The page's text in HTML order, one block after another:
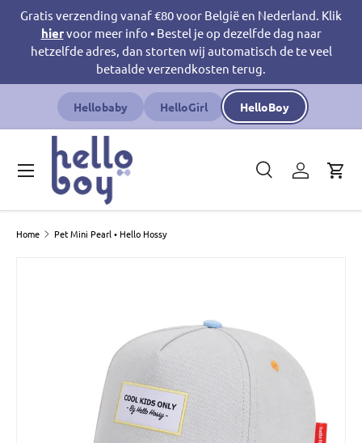
Ga naar inhoud
Gratis verzending vanaf €80 voor België en Nederland. Klik
hiervoor meer info • Bestel je op dezelfde dag naar
hetzelfde adres, dan storten wij automatisch de te veel
betaalde verzendkosten terug.
Hellobaby HelloGirl HelloBoy
Zoeken
Productsoort
ZoekenInloggen
Home Pet Mini Pearl • Hello Hossy